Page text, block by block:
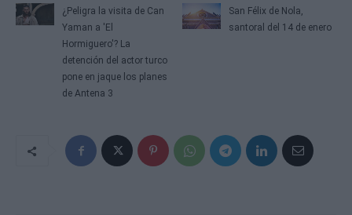
¿Peligra la visita de Can
Yaman a 'El
Hormiguero'? La
detención del actor turco
pone en jaque los planes
de Antena 3
San Félix de Nola,
santoral del 14 de enero